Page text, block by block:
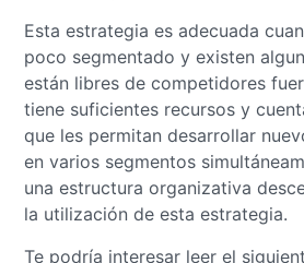
Esta estrategia es adecuada
poco segmentado y existen
están libres de competidores
tiene suficientes recursos y
que les permitan desarrollar
en varios segmentos
una estructura organizativa
la utilización de esta estrategia.
Te podría interesar leer el